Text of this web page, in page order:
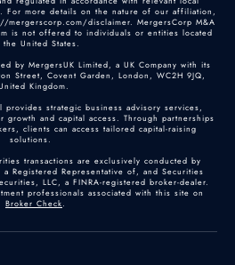
For more details on the nature of our affiliation,
disclaimer. MergersCorp M&A
is not offered to individuals or entities located
the United States.
by MergersUK Limited, a UK Company with its
Street, Covent Garden, London, WC2H 9JQ,
Kingdom.
provides strategic business advisory services,
and capital access. Through partnerships
clients can access tailored capital-raising
solutions.
transactions are exclusively conducted by
a Registered Representative of, and Securities
LLC, a FINRA-registered broker-dealer.
professionals associated with this site on
Broker Check.